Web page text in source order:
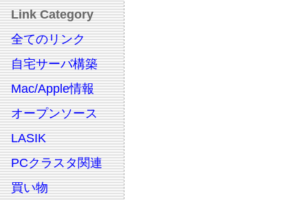
Link Category
全てのリンク
自宅サーバ構築
Mac/Apple情報
オープンソース
LASIK
PCクラスタ関連
買い物